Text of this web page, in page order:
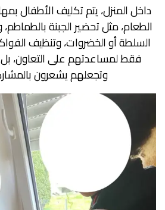
داخل المنزل، يتم تكليف الأطفال
الطعام، مثل تحضير الجبنة
السلطة أو الخضروات، وتنظيف
فقط لمساعدتهم على التعاون،
وتجعلهم يشعرون